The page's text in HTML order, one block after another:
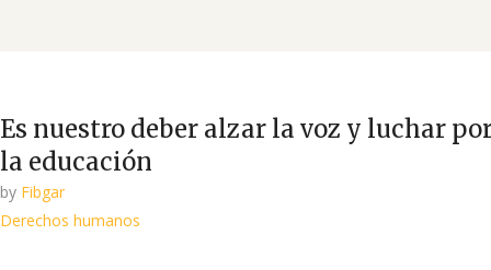
Es nuestro deber alzar la voz y luchar
la educación
by Fibgar
Derechos humanos